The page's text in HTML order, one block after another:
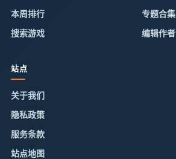
本周排行
搜索游戏
专题合集
编辑作者
站点
关于我们
隐私政策
服务条款
站点地图